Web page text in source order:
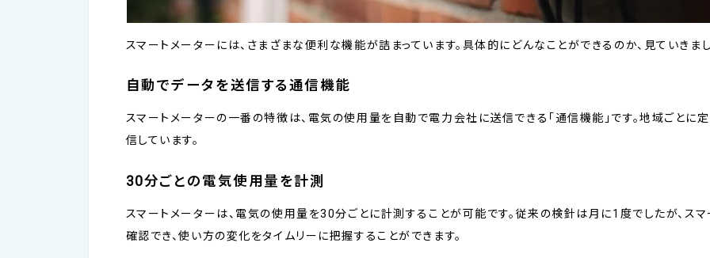
スマートメーターには、さまざまな便利な機能が詰まっています。具体的にどんなことができるのか、見ていきまし
自動でデータを送信する通信機能
スマートメーターの一番の特徴は、電気の使用量を自動で電力会社に送信できる「通信機能」です。地域ごと
信しています。
30分ごとの電気使用量を計測
スマートメーターは、電気の使用量を30分ごとに計測することが可能です。従来の検針は月に1度でしたが、ス
確認でき、使い方の変化をタイムリーに把握することができます。